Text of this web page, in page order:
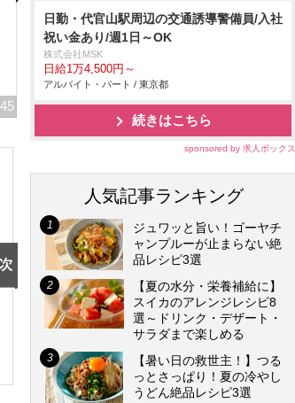
日勤・代官山駅周辺の交通誘導警備員/入社
祝い金あり/週1日～OK
株式会社MSK
日給1万4,500円～
アルバイト・パート / 東京都
続きはこちら
sponsored by 求人ボックス
人気記事ランキング
ジュワッと旨い！ゴーヤチ
ャンプルーが止まらない絶
品レシピ3選
【夏の水分・栄養補給に】
スイカのアレンジレシピ8
選～ドリンク・デザート・
サラダまで楽しめる
【暑い日の救世主！】つる
っとさっぱり！夏の冷やし
うどん絶品レシピ3選